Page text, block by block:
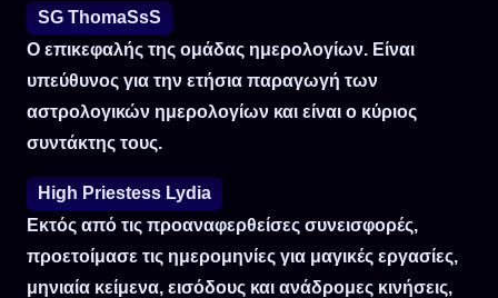
SG ThomaSsS
Ο επικεφαλής της ομάδας ημερολογίων. Είναι
υπεύθυνος για την ετήσια παραγωγή των
αστρολογικών ημερολογίων και είναι ο κύριος
συντάκτης τους.
High Priestess Lydia
Εκτός από τις προαναφερθείσες συνεισφορές,
προετοίμασε τις ημερομηνίες για μαγικές εργασίες,
μηνιαία κείμενα, εισόδους και ανάδρομες κινήσεις,